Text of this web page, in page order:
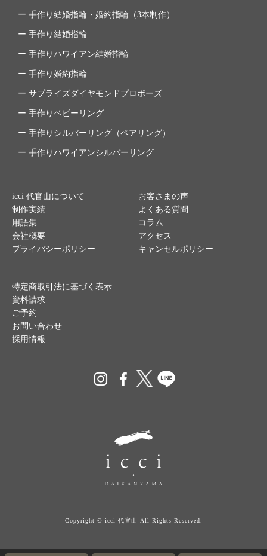
手作り結婚指輪・婚約指輪（3本制作）
手作り結婚指輪
手作りハワイアン結婚指輪
手作り婚約指輪
サプライズダイヤモンドプロポーズ
手作りベビーリング
手作りシルバーリング（ペアリング）
手作りハワイアンシルバーリング
icci 代官山について
お客さまの声
制作実績
よくある質問
用語集
コラム
会社概要
アクセス
プライバシーポリシー
キャンセルポリシー
特定商取引法に基づく表示
資料請求
ご予約
お問い合わせ
採用情報
Copyright © icci 代官山 All Rights Reserved.